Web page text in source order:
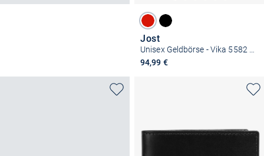
Jost
Unisex Geldbörse - Vika 5582 Medium
94,99 €